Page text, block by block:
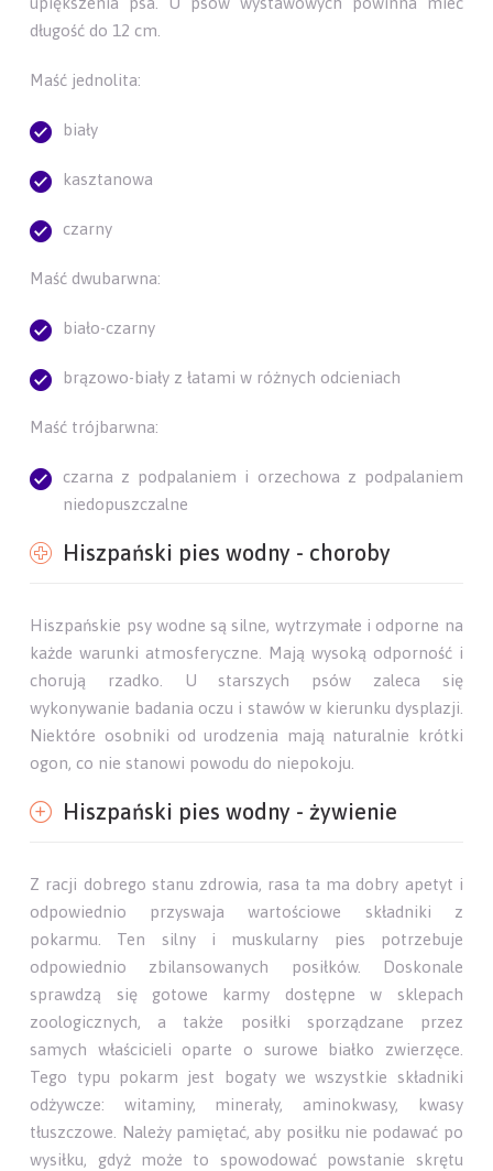
długość do 12 cm.
Maść jednolita:
biały
kasztanowa
czarny
Maść dwubarwna:
biało-czarny
brązowo-biały z łatami w różnych odcieniach
Maść trójbarwna:
czarna z podpalaniem i orzechowa z podpalaniem
niedopuszczalne
Hiszpański pies wodny - choroby
Hiszpańskie psy wodne są silne, wytrzymałe i odporne na
każde warunki atmosferyczne. Mają wysoką odporność i
chorują rzadko. U starszych psów zaleca się
wykonywanie badania oczu i stawów w kierunku dysplazji.
Niektóre osobniki od urodzenia mają naturalnie krótki
ogon, co nie stanowi powodu do niepokoju.
Hiszpański pies wodny - żywienie
Z racji dobrego stanu zdrowia, rasa ta ma dobry apetyt i
odpowiednio przyswaja wartościowe składniki z
pokarmu. Ten silny i muskularny pies potrzebuje
odpowiednio zbilansowanych posiłków. Doskonale
sprawdzą się gotowe karmy dostępne w sklepach
zoologicznych, a także posiłki sporządzane przez
samych właścicieli oparte o surowe białko zwierzęce.
Tego typu pokarm jest bogaty we wszystkie składniki
odżywcze: witaminy, minerały, aminokwasy, kwasy
tłuszczowe. Należy pamiętać, aby posiłku nie podawać po
wysiłku, gdyż może to spowodować powstanie skrętu